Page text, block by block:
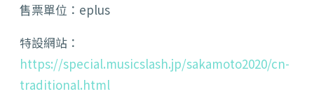
售票單位：eplus
特設網站：
https://special.musicslash.jp/sakamoto2020/cn-
traditional.html